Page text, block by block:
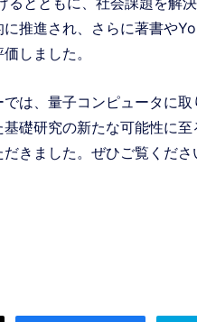
推進され、さらに著書や
しました。
は、量子コンピュータに
礎研究の新たな可能性に
きました。ぜひご覧くださ